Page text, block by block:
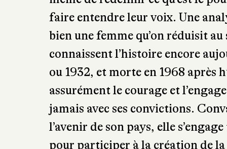
bien une femme qu’on réduisit
connaissent l’histoire encore
ou 1932, et morte en 1968 après
assurément le courage et
jamais avec ses convictions.
l’avenir de son pays, elle
pour participer à la création de
famille, elle fit preuve d’un